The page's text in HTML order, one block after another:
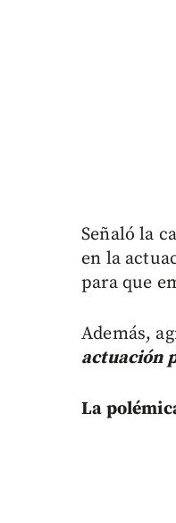
Señaló la
en la
para que
Además,
actuación
La